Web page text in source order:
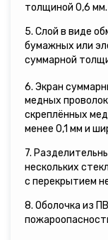
толщиной 0,6 мм.
5. Слой в виде
бумажных или
суммарной
6. Экран
медных
скреплённых
менее 0,1 мм и
7.
нескольких
с перекрытием
8. Оболочка из